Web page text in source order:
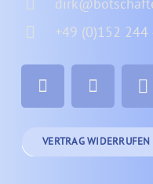
+49 (0)152 244
VERTRAG WIDERRUFEN